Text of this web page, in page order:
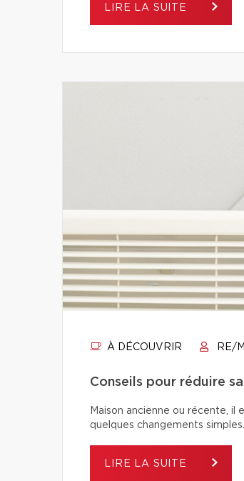
LIRE LA SUITE
À DÉCOUVRIR RE/
Conseils pour réduire
Maison ancienne ou récente, il
quelques changements simples.
LIRE LA SUITE